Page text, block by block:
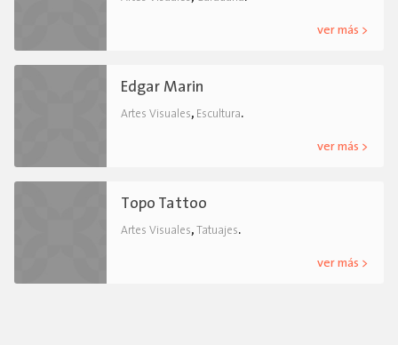
ver más >
Edgar Marin
Artes Visuales, Escultura.
ver más >
Topo Tattoo
Artes Visuales, Tatuajes.
ver más >